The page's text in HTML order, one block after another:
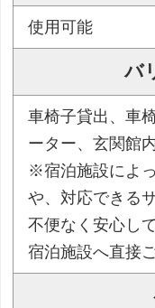
使用可能
バ
車椅子貸出、車
ーター、玄関館
※宿泊施設によ
や、対応できる
不便なく安心し
宿泊施設へ直接